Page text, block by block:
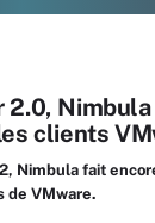
2.0,
clients
Nimbula fait
de VMware.